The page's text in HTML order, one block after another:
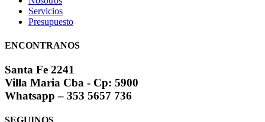
Servicios
Presupuesto
ENCONTRANOS
Santa Fe 2241
Villa Maria Cba - Cp: 5900
Whatsapp – 353 5657 736